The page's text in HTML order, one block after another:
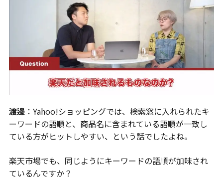
渡邊 ：Yahoo!ショッピングでは、検索窓に入れられたキ
ーワードの語順と、商品名に含まれている語順が一致し
ている方がヒットしやすい、という話でしたよね。
楽天市場でも、同じようにキーワードの語順が加味され
ているんですか？